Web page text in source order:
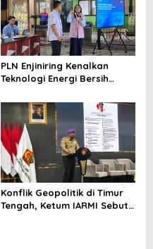
PLN Enjiniring Kenalkan
Teknologi Energi Bersih
Konflik Geopolitik di Timur
Tengah, Ketum IARMI Sebut